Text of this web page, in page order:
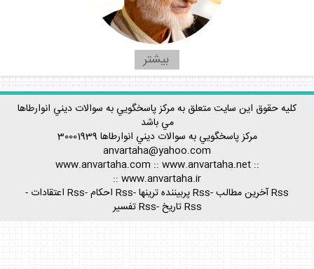
بيشتر
كليه حقوق اين سايت متعلق به مركز پاسخگويي به سوالات ديني انوارطاها
مي باشد
مركز پاسخگويي به سوالات ديني انوارطاها 30001939
anvartaha@yahoo.com
www.anvartaha.com :: www.anvartaha.net::
www.anvartaha.ir
::
Rss آخرين مطالب
-Rss پربيننده ترينها -Rss احكام -Rss اعتقادات
-
Rss تاريخ
-Rss تفسير